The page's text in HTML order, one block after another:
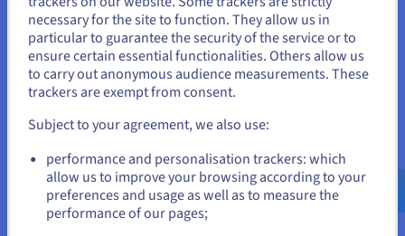
beperken en te beperken.
Continue security monitoring: Implementatie van
tools en processen om de beveiligingsstatus van de
applicatie te controleren, inclusief
beveiligingsaudits.
Door de activiteit van applicaties voortdurend te monitoren
en te analyseren, kunnen organisaties in realtime
bedreigingen identificeren en erop reageren, waardoor de
impact van beveiligingsincidenten wordt geminimaliseerd en
Je lijkt je in Verenigde Staten te
bevinden.
Als je wilt bestellen vanuit [land], moet je de juiste website
doorbladeren en een account aanmaken.
us.ovhcloud.com/
Engels USD - $
or
necessary for the site to function. They allow us in
particular to guarantee the security of the service or to
ensure certain essential functionalities. Others allow us
to carry out anonymous audience measurements. These
trackers are exempt from consent.
Subject to your agreement, we also use:
performance and personalisation trackers: which
allow us to improve your browsing according to your
preferences and usage as well as to measure the
performance of our pages;